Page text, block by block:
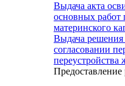
Выдача акта
основных работ
материнского
Выдача решения
согласовании